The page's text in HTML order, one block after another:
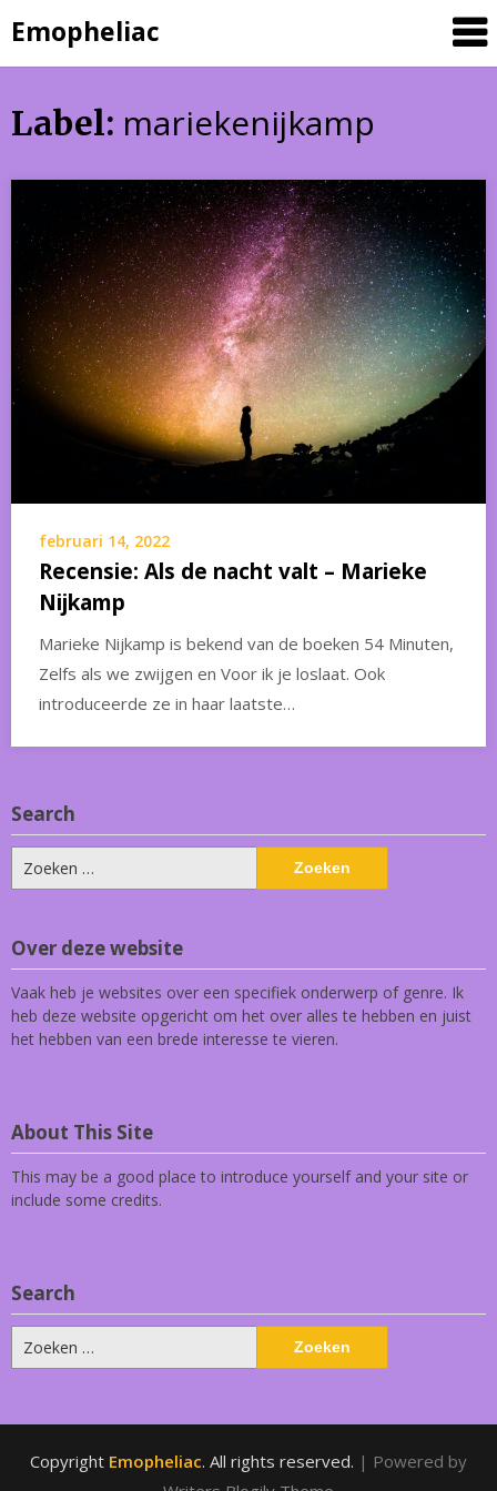
to
content
Emopheliac
Label: mariekenijkamp
februari 14, 2022
Recensie: Als de nacht valt – Marieke
Nijkamp
Marieke Nijkamp is bekend van de boeken 54 Minuten,
Zelfs als we zwijgen en Voor ik je loslaat. Ook
introduceerde ze in haar laatste…
Search
Zoeken
naar:
Over deze website
Vaak heb je websites over een specifiek onderwerp of genre. Ik
heb deze website opgericht om het over alles te hebben en juist
het hebben van een brede interesse te vieren.
About This Site
This may be a good place to introduce yourself and your site or
include some credits.
Search
Zoeken
naar:
Copyright Emopheliac. All rights reserved. | Powered by